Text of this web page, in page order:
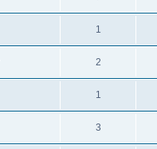
1
2
1
3